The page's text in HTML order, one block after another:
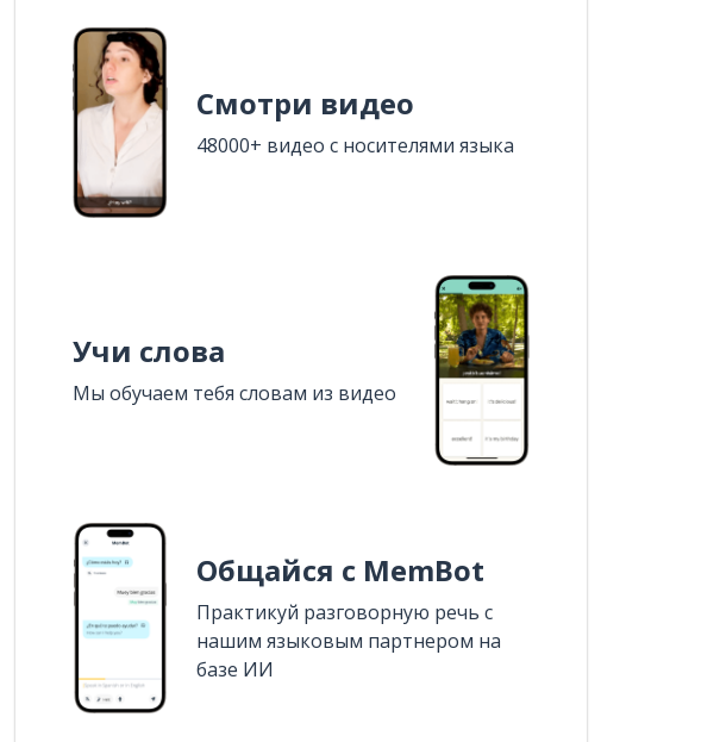
Смотри видео
48000+ видео с носителями языка
Учи слова
Мы обучаем тебя словам из видео
Общайся с MemBot
Практикуй разговорную речь с
нашим языковым партнером на
базе ИИ